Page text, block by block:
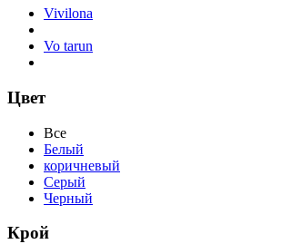
Vivilona
Vo tarun
Цвет
Все
Белый
коричневый
Серый
Черный
Крой